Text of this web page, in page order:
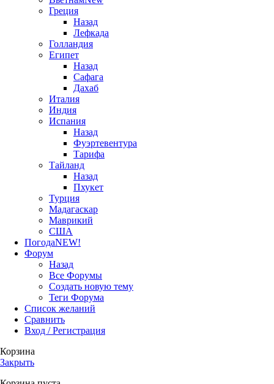
Греция
Назад
Лефкада
Голландия
Египет
Назад
Сафага
Дахаб
Италия
Индия
Испания
Назад
Фуэртевентура
Тарифа
Тайланд
Назад
Пхукет
Турция
Мадагаскар
Маврикий
США
ПогодаNEW!
Форум
Назад
Все Форумы
Создать новую тему
Теги Форума
Список желаний
Сравнить
Вход / Регистрация
Корзина
Закрыть